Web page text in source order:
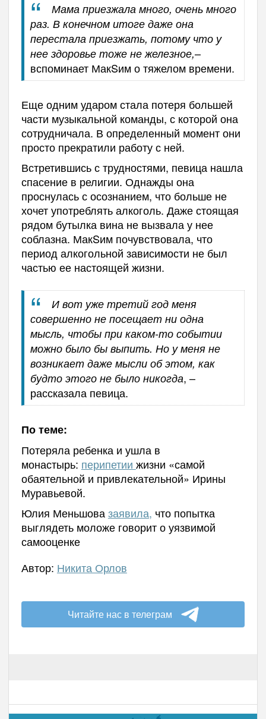
Мама приезжала много, очень много
раз. В конечном итоге даже она
перестала приезжать, потому что у
нее здоровье тоже не железное,–
вспоминает МакSим о тяжелом времени.
Еще одним ударом стала потеря большей
части музыкальной команды, с которой она
сотрудничала. В определенный момент они
просто прекратили работу с ней.
Встретившись с трудностями, певица нашла
спасение в религии. Однажды она
проснулась с осознанием, что больше не
хочет употреблять алкоголь. Даже стоящая
рядом бутылка вина не вызвала у нее
соблазна. МакSим почувствовала, что
период алкогольной зависимости не был
частью ее настоящей жизни.
И вот уже третий год меня
совершенно не посещает ни одна
мысль, чтобы при каком-то событии
можно было бы выпить. Но у меня не
возникает даже мысли об этом, как
будто этого не было никогда, –
рассказала певица.
По теме:
Потеряла ребенка и ушла в
монастырь: перипетии жизни «самой
обаятельной и привлекательной» Ирины
Муравьевой.
Юлия Меньшовазаявила, что попытка
выглядеть моложе говорит о уязвимой
самооценке
Автор: Никита Орлов
Читайте нас в телеграм